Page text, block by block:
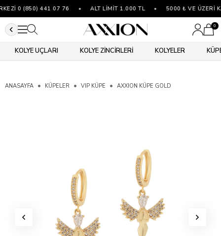
0 (850) 441 07 76 ALT LİMİT 1.000 TL 5000 ₺ VE ÜZERİ
0
KOLYE UÇLARI KOLYE ZİNCİRLERİ KOLYELER
ANASAYFA KÜPELER VIP KÜPE AXXION KÜPE GOLD